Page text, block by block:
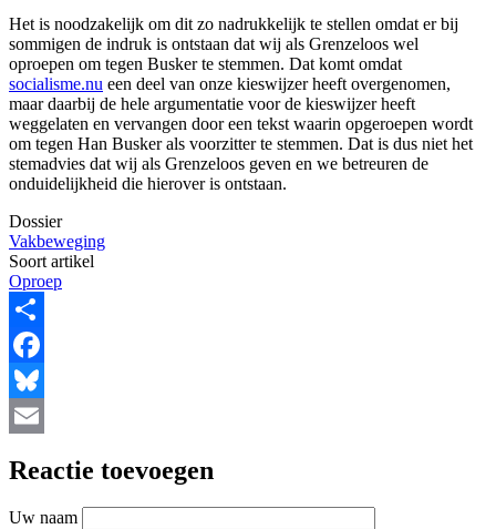
Het is noodzakelijk om dit zo nadrukkelijk te stellen omdat er bij
sommigen de indruk is ontstaan dat wij als Grenzeloos wel
oproepen om tegen Busker te stemmen. Dat komt omdat
socialisme.nu een deel van onze kieswijzer heeft overgenomen,
maar daarbij de hele argumentatie voor de kieswijzer heeft
weggelaten en vervangen door een tekst waarin opgeroepen wordt
om tegen Han Busker als voorzitter te stemmen. Dat is dus niet het
stemadvies dat wij als Grenzeloos geven en we betreuren de
onduidelijkheid die hierover is ontstaan.
Dossier
Vakbeweging
Soort artikel
Oproep
Share
Facebook
Bluesky
Reactie toevoegen
Uw naam